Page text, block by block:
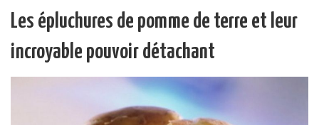
Les épluchures de pomme de terre et leur
incroyable pouvoir détachant